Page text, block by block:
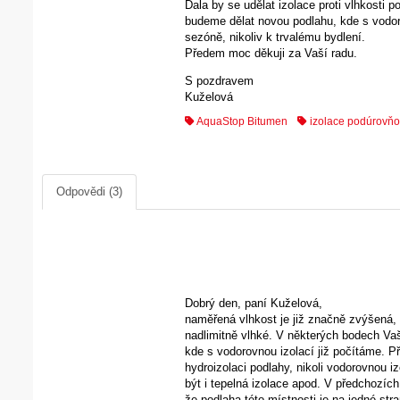
Dala by se udělat izolace proti vlhkosti
budeme dělat novou podlahu, kde s
sezóně, nikoliv k trvalému bydlení.
Předem moc děkuji za Vaší radu.
S pozdravem
Kuželová
AquaStop Bitumen izolace
Odpovědi (3)
Dobrý den, paní Kuželová,
naměřená vlhkost je již značně
nadlimitně vlhké. V některých bodech
kde s vodorovnou izolací již počítáme.
hydroizolaci podlahy, nikoli vodorovnou
být i tepelná izolace apod. V